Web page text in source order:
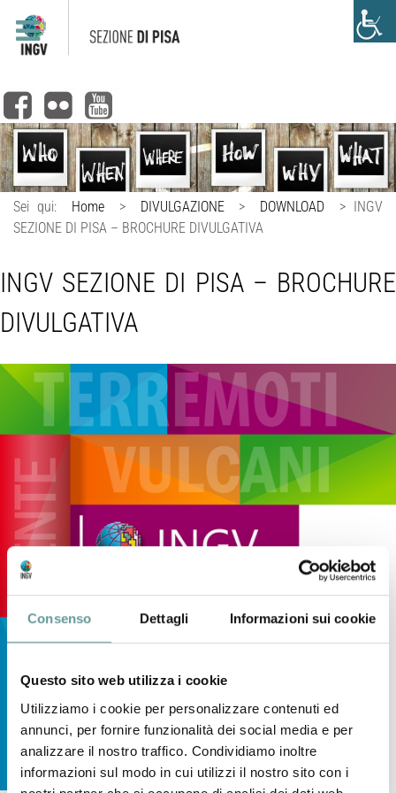
Consenso Dettagli Informazioni sui cookie
Questo sito web utilizza i cookie
Utilizziamo i cookie per personalizzare contenuti ed
annunci, per fornire funzionalità dei social media e per
analizzare il nostro traffico. Condividiamo inoltre
informazioni sul modo in cui utilizzi il nostro sito con i
Sei qui: Home > DIVULGAZIONE > DOWNLOAD > INGV
SEZIONE DI PISA – BROCHURE DIVULGATIVA
INGV SEZIONE DI PISA – BROCHURE
DIVULGATIVA